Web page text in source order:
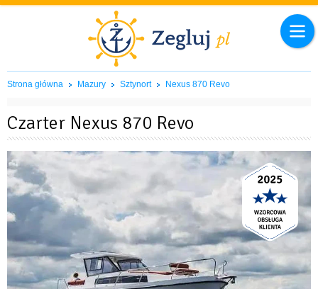
Strona główna Mazury Sztynort Nexus 870 Revo
Czarter Nexus 870 Revo